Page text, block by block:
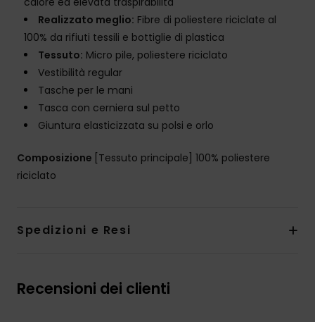
Realizzato meglio: Fibre di poliestere riciclate al
100% da rifiuti tessili e bottiglie di plastica
Tessuto: Micro pile, poliestere riciclato
Vestibilità regular
Tasche per le mani
Tasca con cerniera sul petto
Giuntura elasticizzata su polsi e orlo
Composizione [Tessuto principale] 100% poliestere
riciclato
Spedizioni e Resi
Recensioni dei clienti